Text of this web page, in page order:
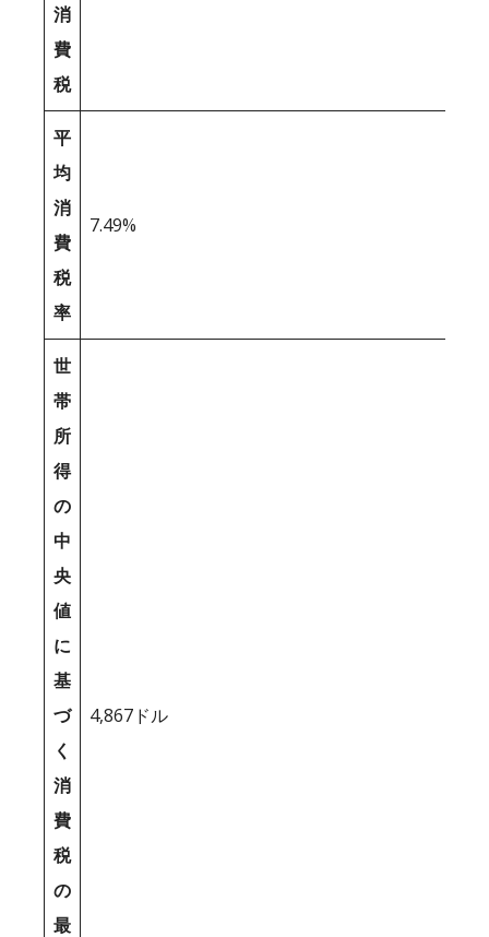
消
費
税
平
均
消
費
税
率
7.49%
世
帯
所
得
の
中
央
値
に
基
づ
く
消
費
税
の
最
4,867ドル